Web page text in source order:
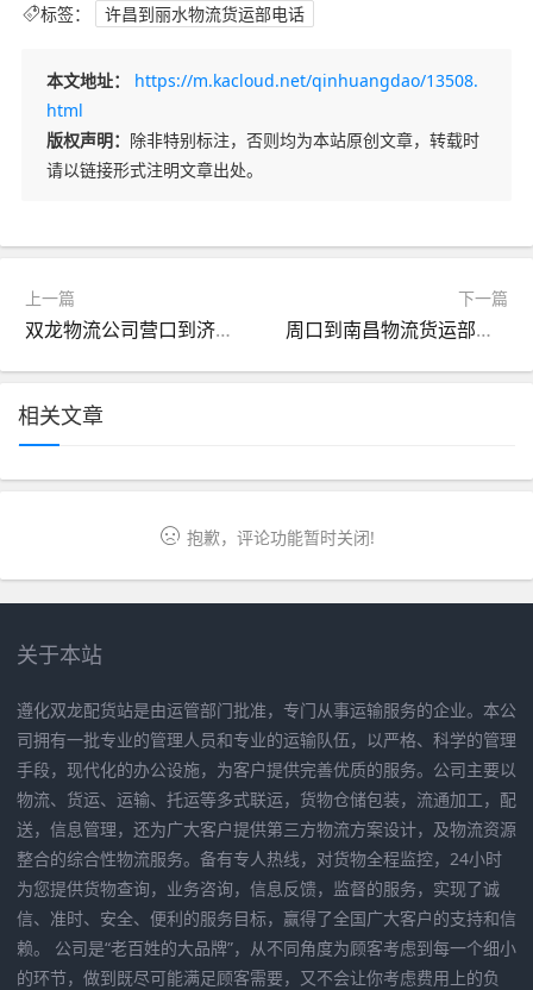
标签： 许昌到丽水物流货运部电话
本文地址：
https://m.kacloud.net/qinhuangdao/13508.
html
版权声明： 除非特别标注，否则均为本站原创文章，转载时
请以链接形式注明文章出处。
上一篇
双龙物流公司营口到济南物流货运部位置查询
下一篇
周口到南昌物流货运部在哪里？
相关文章
抱歉，评论功能暂时关闭!
关于本站
遵化双龙配货站是由运管部门批准，专门从事运输服务的企业。本公
司拥有一批专业的管理人员和专业的运输队伍，以严格、科学的管理
手段，现代化的办公设施，为客户提供完善优质的服务。公司主要以
物流、货运、运输、托运等多式联运，货物仓储包装，流通加工，配
送，信息管理，还为广大客户提供第三方物流方案设计，及物流资源
整合的综合性物流服务。备有专人热线，对货物全程监控，24小时
为您提供货物查询，业务咨询，信息反馈，监督的服务，实现了诚
信、准时、安全、便利的服务目标，赢得了全国广大客户的支持和信
赖。 公司是“老百姓的大品牌”，从不同角度为顾客考虑到每一个细小
的环节，做到既尽可能满足顾客需要，又不会让你考虑费用上的负